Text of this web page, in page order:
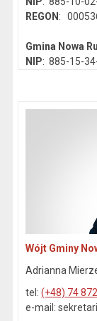
REGON :
Gmina Nowa
NIP: 885-15-
Wójt Gminy
Adrianna
tel:(+48) 74
e-mail: